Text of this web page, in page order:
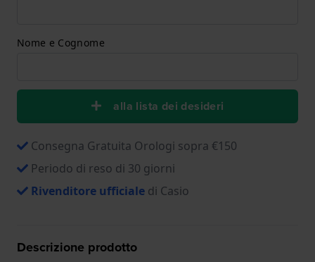
Nome e Cognome
alla lista dei desideri
Consegna Gratuita Orologi sopra €150
Periodo di reso di 30 giorni
Rivenditore ufficiale di Casio
Descrizione prodotto